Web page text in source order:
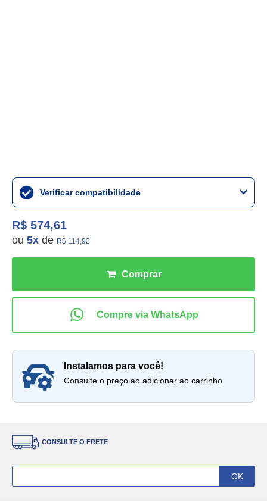
Verificar compatibilidade
R$ 574,61
ou 5x de R$ 114,92
instalamos para você!
Consulte o preço ao adicionar ao carrinho
CONSULTE O FRETE